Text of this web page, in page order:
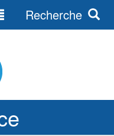
Recherche